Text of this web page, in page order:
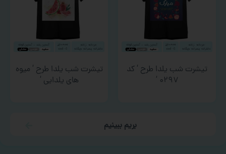
تیشرت شب یلدا طرح ‘ کد
۰۲۹۷ ‘
تیشرت شب یلدا طرح ‘ میوه
های یلدایی ‘
بریم ببینیم